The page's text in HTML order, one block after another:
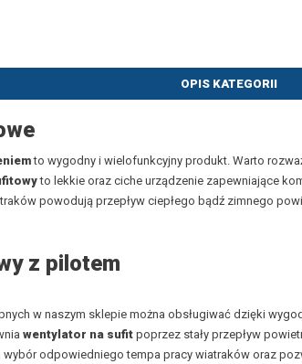
OPIS KATEGORII
to wygodny i wielofunkcyjny produkt. Warto
to lekkie oraz ciche urządzenie zapewniające
powodują przepływ ciepłego bądź zimnego
z pilotem
w naszym sklepie można obsługiwać dzięki
wentylator na sufit poprzez stały przepływ
wybór odpowiedniego tempa pracy wiatraków oraz